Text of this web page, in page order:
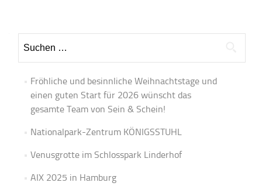
Navigation
nach:
Fröhliche und besinnliche Weihnachtstage und
einen guten Start für 2026 wünscht das
gesamte Team von Sein & Schein!
Nationalpark-Zentrum KÖNIGSSTUHL
Venusgrotte im Schlosspark Linderhof
AIX 2025 in Hamburg